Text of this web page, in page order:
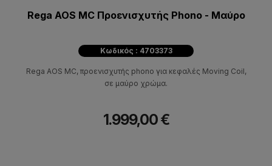
Rega AOS MC Προενισχυτής Phono - Μαύρο
Κωδικός : 4703373
Rega AOS MC, προενισχυτής phono για κεφαλές Moving Coil,
σε μαύρο χρώμα.
1.999,00 €